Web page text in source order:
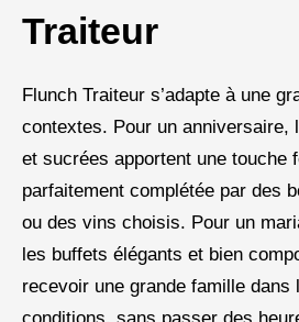
Traiteur
Flunch Traiteur s’adapte à une
contextes. Pour un anniversaire,
et sucrées apportent une touche
parfaitement complétée par des
ou des vins choisis. Pour un
les buffets élégants et bien
recevoir une grande famille dans